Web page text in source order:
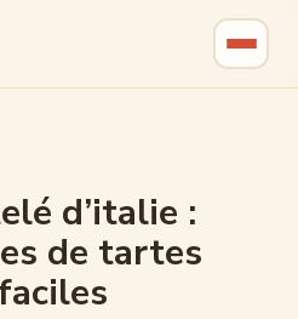
d’italie :
de tartes